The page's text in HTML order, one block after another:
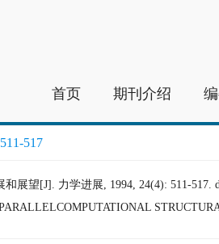
首页 期刊介绍
517
展望[J]. 力学进展, 1994, 24(4): 511-517.